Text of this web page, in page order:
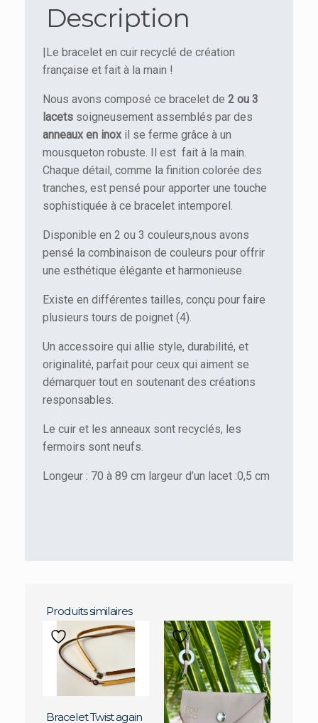
Description
|Le bracelet en cuir recyclé de création
française et fait à la main !
Nous avons composé ce bracelet de 2 ou 3
lacets soigneusement assemblés par des
anneaux en inoxil se ferme grâce à un
mousqueton robuste. Il est fait à la main.
Chaque détail, comme la finition colorée des
tranches, est pensé pour apporter une touche
sophistiquée à ce bracelet intemporel.
Disponible en 2 ou 3 couleurs,nous avons
pensé la combinaison de couleurs pour offrir
une esthétique élégante et harmonieuse.
Existe en différentes tailles, conçu pour faire
plusieurs tours de poignet (4).
Un accessoire qui allie style, durabilité, et
originalité, parfait pour ceux qui aiment se
démarquer tout en soutenant des créations
responsables.
Le cuir et les anneaux sont recyclés, les
fermoirs sont neufs.
Longeur : 70 à 89 cm largeur d’un lacet :0,5 cm
Produits similaires
Bracelet Twist again